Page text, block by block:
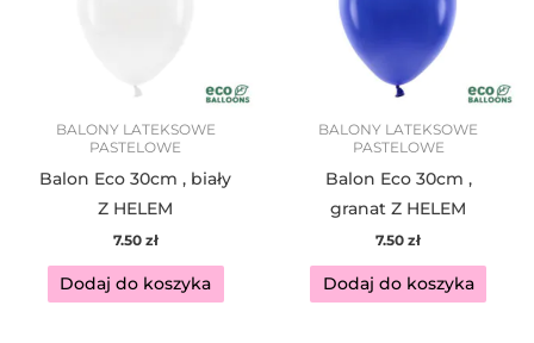
BALONY LATEKSOWE
PASTELOWE
Balon Eco 30cm , biały
Z HELEM
7.50 zł
Dodaj do koszyka
BALONY LATEKSOWE
PASTELOWE
Balon Eco 30cm ,
granat Z HELEM
7.50zł
Dodaj do koszyka